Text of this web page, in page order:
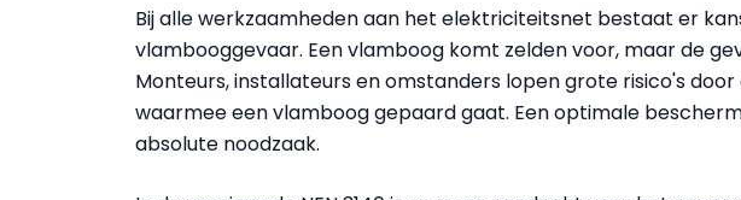
Bij alle werkzaamheden aan het elektriciteitsnet bestaat er
vlambooggevaar. Een vlamboog komt zelden voor, maar de
Monteurs, installateurs en omstanders lopen grote risico's
waarmee een vlamboog gepaard gaat. Een optimale
absolute noodzaak.